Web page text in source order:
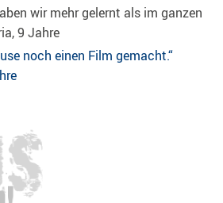
wir mehr gelernt als im ganzen
9 Jahre
noch einen Film gemacht.“